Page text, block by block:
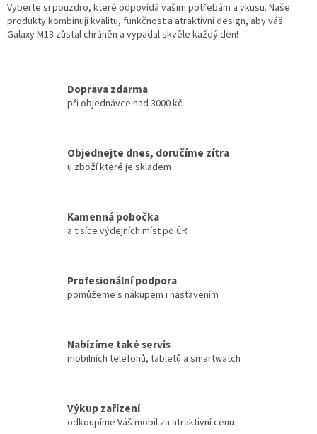
Vyberte si pouzdro, které odpovídá vašim potřebám a vkusu. Naše
produkty kombinují kvalitu, funkčnost a atraktivní design, aby váš
Galaxy M13 zůstal chráněn a vypadal skvěle každý den!
Doprava zdarma
při objednávce nad 3000 kč
Objednejte dnes, doručíme zítra
u zboží které je skladem
Kamenná pobočka
a tisíce výdejních míst po ČR
Profesionální podpora
pomůžeme s nákupem i nastavením
Nabízíme také servis
mobilních telefonů, tabletů a smartwatch
Výkup zařízení
odkoupíme Váš mobil za atraktivní cenu